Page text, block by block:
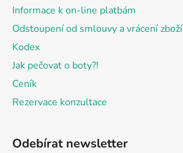
Informace k on-line platbám
Odstoupení od smlouvy a vrácení zboží
Kodex
Jak pečovat o boty?!
Ceník
Rezervace konzultace
Odebírat newsletter